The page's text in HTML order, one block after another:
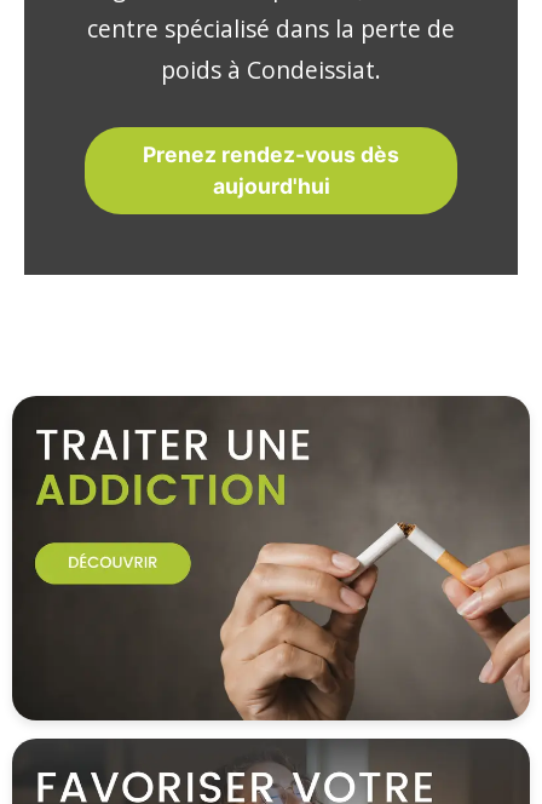
centre spécialisé dans la perte de
poids à Condeissiat.
Prenez rendez-vous dès
aujourd'hui